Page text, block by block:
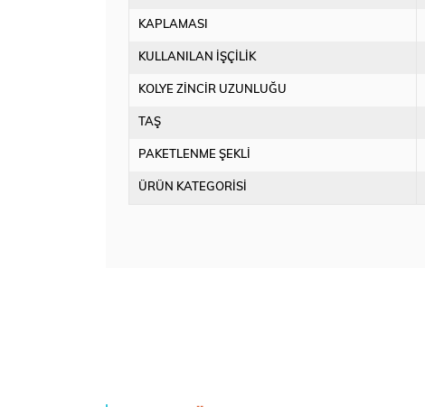
KAPLAMASI
KULLANILAN İŞÇİLİK
KOLYE ZİNCİR UZUNLUĞU
TAŞ
PAKETLENME ŞEKLİ
ÜRÜN KATEGORİSİ